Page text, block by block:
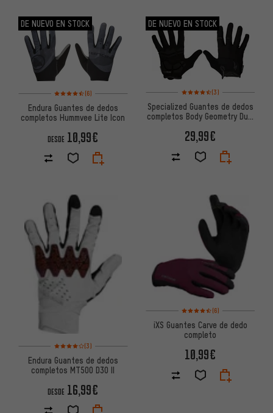
DE NUEVO EN STOCK
Valoración media: 4,5 de 5 basada en 6 reseñas
(6)
Endura Guantes de dedos
completos Hummvee Lite Icon
DESDE 10,99€
DE NUEVO EN STOCK
Valoración media: 4,5 de 5
(3)
Specialized Guantes de dedos
completos Body Geometry Dual
29,99€
Valoración media: 4 de 5 basada en 3 reseñas
(3)
Endura Guantes de dedos
completos MT500 D3O II
DESDE 16,99€
Valoración media: 4,5 de 5
(6)
iXS Guantes Carve de dedo
completo
10,99€